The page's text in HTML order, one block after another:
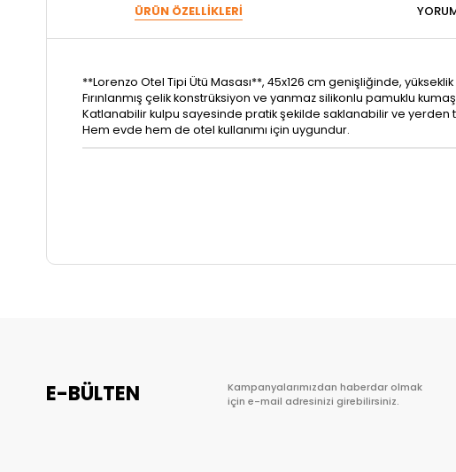
ÜRÜN ÖZELLIKLERI
**Lorenzo Otel Tipi Ütü Masası**, 45x126 cm genişliğinde,
Fırınlanmış çelik konstrüksiyon ve yanmaz silikonlu pamuklu kumaş
Katlanabilir kulpu sayesinde pratik şekilde saklanabilir ve yerden
Hem evde hem de otel kullanımı için uygundur.
E-BÜLTEN
Kampanyalarımızdan haberdar olmak
için e-mail adresinizi girebilirsiniz.